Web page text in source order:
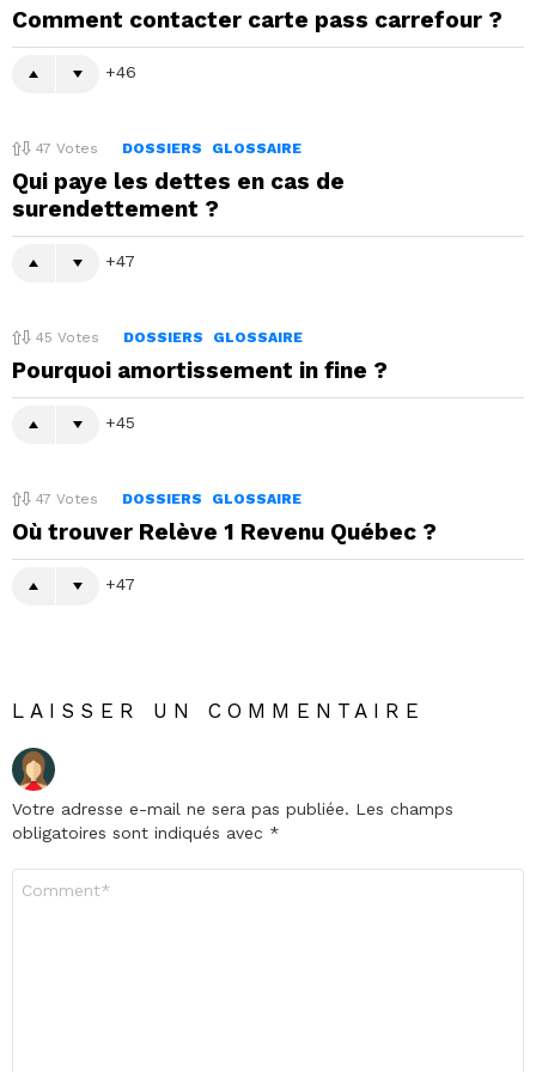
Comment contacter carte pass carrefour ?
46
47 Votes DOSSIERS GLOSSAIRE
Qui paye les dettes en cas de
surendettement ?
47
45 Votes DOSSIERS GLOSSAIRE
Pourquoi amortissement in fine ?
45
47 Votes DOSSIERS GLOSSAIRE
Où trouver Relève 1 Revenu Québec ?
47
LAISSER UN COMMENTAIRE
Votre adresse e-mail ne sera pas publiée. Les champs
obligatoires sont indiqués avec *